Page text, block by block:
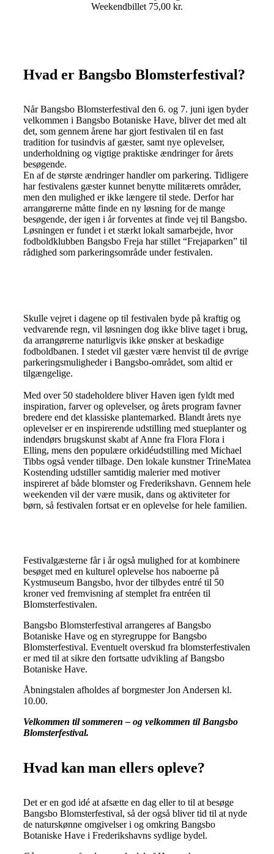
Hvad er Bangsbo Blomsterfestival?
Når Bangsbo Blomsterfestival den 6. og 7. juni igen byder
velkommen i Bangsbo Botaniske Have, bliver det med alt
det, som gennem årene har gjort festivalen til en fast
tradition for tusindvis af gæster, samt nye oplevelser,
underholdning og vigtige praktiske ændringer for årets
besøgende.
En af de største ændringer handler om parkering. Tidligere
har festivalens gæster kunnet benytte militærets områder,
men den mulighed er ikke længere til stede. Derfor har
arrangørerne måtte finde en ny løsning for de mange
besøgende, der igen i år forventes at finde vej til Bangsbo.
Løsningen er fundet i et stærkt lokalt samarbejde, hvor
fodboldklubben Bangsbo Freja har stillet “Frejaparken” til
rådighed som parkeringsområde under festivalen.
Skulle vejret i dagene op til festivalen byde på kraftig og
vedvarende regn, vil løsningen dog ikke blive taget i brug,
da arrangørerne naturligvis ikke ønsker at beskadige
fodboldbanen. I stedet vil gæster være henvist til de øvrige
parkeringsmuligheder i Bangsbo-området, som altid er
tilgængelige.
Med over 50 stadeholdere bliver Haven igen fyldt med
inspiration, farver og oplevelser, og årets program favner
bredere end det klassiske plantemarked. Blandt årets nye
oplevelser er en inspirerende udstilling med stueplanter og
indendørs brugskunst skabt af Anne fra Flora Flora i
Elling, mens den populære orkidéudstilling med Michael
Tibbs også vender tilbage. Den lokale kunstner TrineMatea
Kostending udstiller samtidig malerier med motiver
inspireret af både blomster og Frederikshavn. Gennem hele
weekenden vil der være musik, dans og aktiviteter for
børn, så festivalen fortsat er en oplevelse for hele familien.
Festivalgæsterne får i år også mulighed for at kombinere
besøget med en kulturel oplevelse hos naboerne på
Kystmuseum Bangsbo, hvor der tilbydes entré til 50
kroner ved fremvisning af stemplet fra entréen til
Blomsterfestivalen.
Bangsbo Blomsterfestival arrangeres af Bangsbo
Botaniske Have og en styregruppe for Bangsbo
Blomsterfestival. Eventuelt overskud fra blomsterfestivalen
er med til at sikre den fortsatte udvikling af Bangsbo
Botaniske Have.
Åbningstalen afholdes af borgmester Jon Andersen kl.
10.00.
Velkommen til sommeren – og velkommen til Bangsbo
Blomsterfestival.
Hvad kan man ellers opleve?
Det er en god idé at afsætte en dag eller to til at besøge
Bangsbo Blomsterfestival, så der også bliver tid til at nyde
de naturskønne omgivelser i og omkring Bangsbo
Botaniske Have i Frederikshavns sydlige bydel.
Weekendbillet 75,00 kr.